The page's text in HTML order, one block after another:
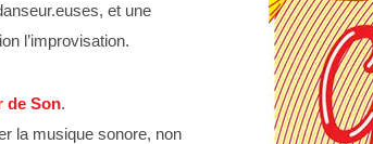
et une
l’improvisation.
de Son.
la musique sonore, non